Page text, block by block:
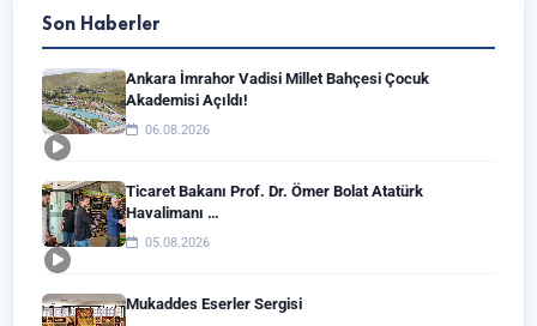
Son Haberler
Ankara İmrahor Vadisi Millet Bahçesi Çocuk
Akademisi Açıldı!
06.08.2026
Ticaret Bakanı Prof. Dr. Ömer Bolat Atatürk
Havalimanı …
05.08.2026
Mukaddes Eserler Sergisi